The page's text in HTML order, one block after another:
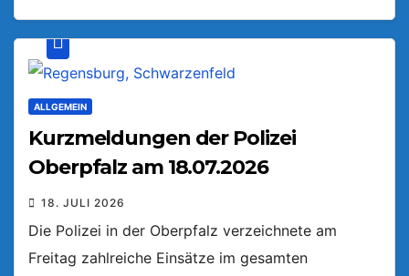
ALLGEMEIN
Kurzmeldungen der Polizei
Oberpfalz am 18.07.2026
18. JULI 2026
Die Polizei in der Oberpfalz verzeichnete am
Freitag zahlreiche Einsätze im gesamten